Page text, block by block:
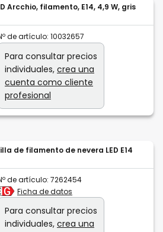
Arcchio, filamento, E14, 4,9 W, gris
de artículo: 10032657
Para consultar precios
individuales, crea una
cuenta como cliente
profesional
de filamento de nevera LED E14
de artículo: 7262454
Ficha de datos
Para consultar precios
individuales, crea una